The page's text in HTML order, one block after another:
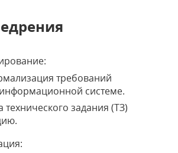
требований
системе.
технического задания (ТЗ)